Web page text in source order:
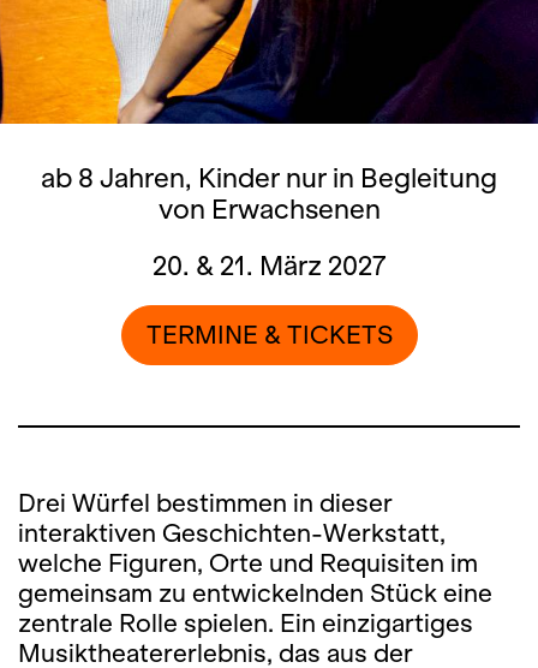
ab 8 Jahren, Kinder nur in Begleitung
von Erwachsenen
20. & 21. März 2027
TERMINE & TICKETS
Drei Würfel bestimmen in dieser
interaktiven Geschichten-Werkstatt,
welche Figuren, Orte und Requisiten im
gemeinsam zu entwickelnden Stück eine
zentrale Rolle spielen. Ein einzigartiges
Musiktheatererlebnis, das aus der